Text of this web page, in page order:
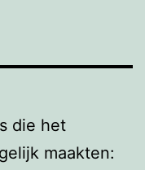
die het
maakten: